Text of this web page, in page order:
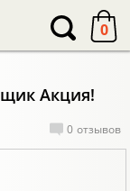
0
Акция!
0 отзывов